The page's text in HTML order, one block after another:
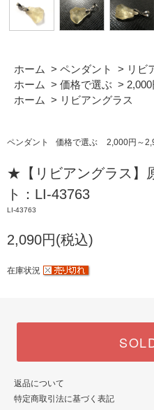
ホーム > ペンダント > リビ
ホーム > 価格で選ぶ >
ホーム > リビアングラス
ペンダント 価格で選ぶ 2,000円～
★【リビアングラス】
ト：LI-43763
LI-43763
2,090円(税込)
在庫状況
返品について
特定商取引法に基づく表記